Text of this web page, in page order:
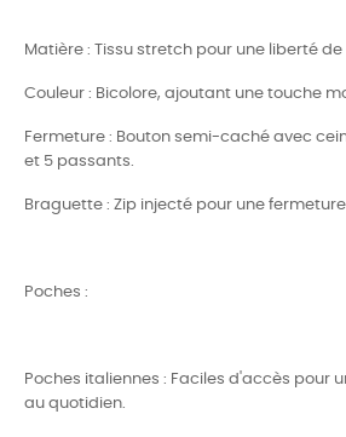
Matière : Tissu stretch pour une liberté
Couleur : Bicolore, ajoutant une touche
Fermeture : Bouton semi-caché avec
et 5 passants.
Braguette : Zip injecté pour une
Poches :
Poches italiennes : Faciles d'accès pour
au quotidien.